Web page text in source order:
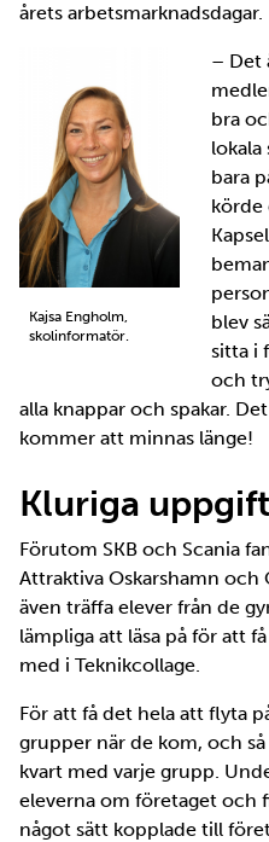
årets arbetsmarknadsdagar.
Kajsa Engholm,
skolinformatör.
– Det
bra
lokala
bara
körde
blev
sitta i
och
alla knappar och spakar.
kommer att minnas länge!
Kluriga
Förutom SKB och Scania
Attraktiva Oskarshamn och
även träffa elever från de
lämpliga att läsa på för att
med i Teknikcollage.
För att få det hela att flyta
grupper när de kom, och
kvart med varje grupp.
eleverna om företaget och
något sätt kopplade till